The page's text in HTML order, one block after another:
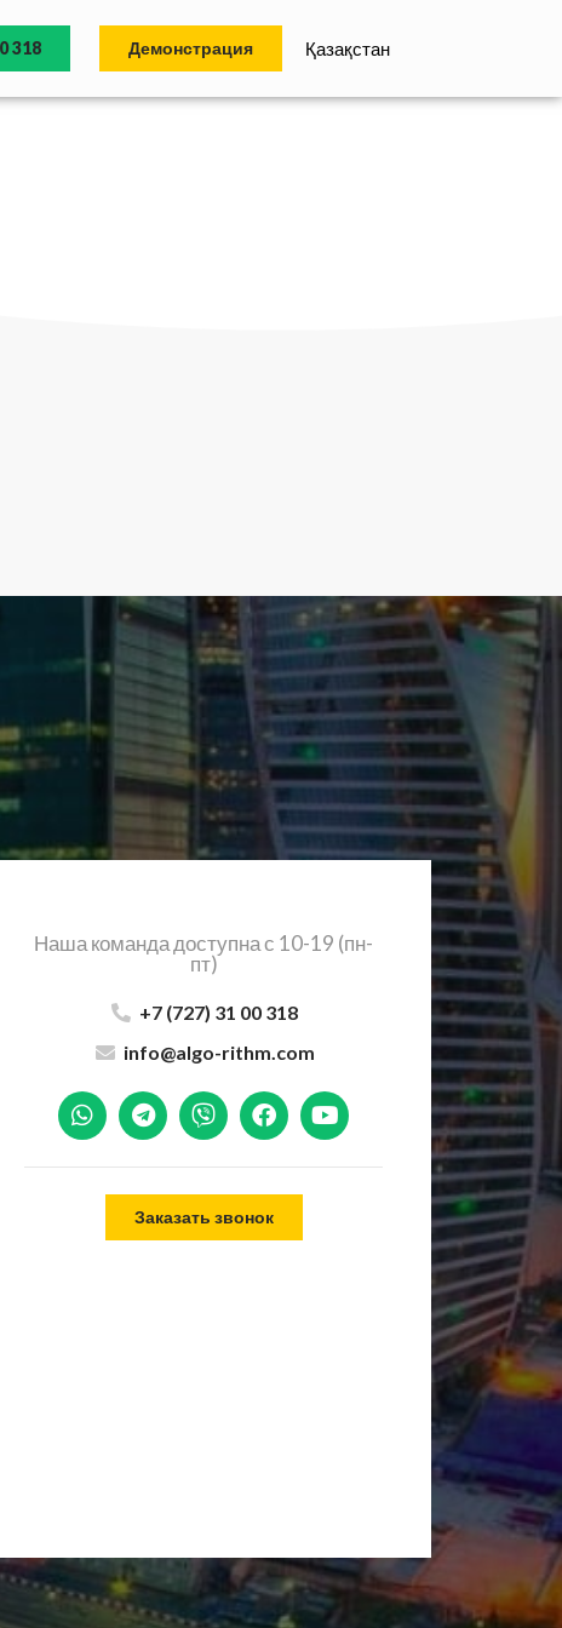
318 Демонстрация Қазақстан
Наша команда доступна с 10-19 (пн-
пт)
+7 (727) 31 00 318
info@algo-rithm.com
Заказать звонок